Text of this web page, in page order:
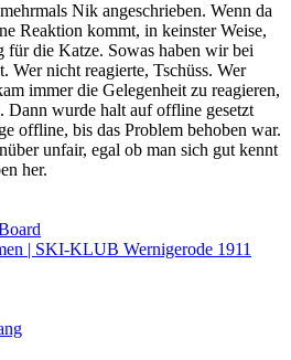
Nik angeschrieben. Wenn da
Reaktion kommt, in keinster Weise,
für die Katze. Sowas haben wir bei
Wer nicht reagierte, Tschüss. Wer
immer die Gelegenheit zu reagieren,
Dann wurde halt auf offline gesetzt
offline, bis das Problem behoben war.
unfair, egal ob man sich gut kennt
her.
| SKI-KLUB Wernigerode 1911